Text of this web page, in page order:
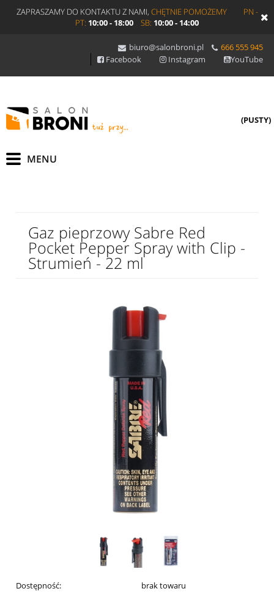
ZAPRASZAMY DO KONTAKTU Z NAMI, CHĘTNIE POMOŻEMY
PN -
PT: 10:00 - 18:00 SB: 10:00 - 14:00
biuro@salonbroni.pl
666 555 945
Facebook
Instagram YouTube
(PUSTY)
Gaz pieprzowy Sabre Red
Pocket Pepper Spray with Clip -
Strumień - 22 ml
Dostępność: brak towaru